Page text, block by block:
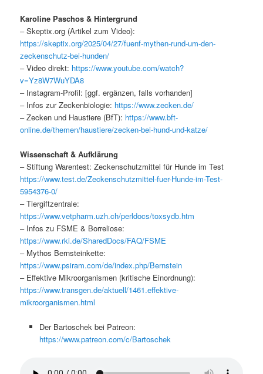
Karoline Paschos & Hintergrund
– Skeptix.org (Artikel zum Video):
https://skeptix.org/2025/04/27/fuenf-mythen-rund-um-den-
zeckenschutz-bei-hunden/
– Video direkt: https://www.youtube.com/watch?
v=Yz8W7WuYDA8
– Instagram-Profil: [ggf. ergänzen, falls vorhanden]
– Infos zur Zeckenbiologie: https://www.zecken.de/
– Zecken und Haustiere (BfT): https://www.bft-
online.de/themen/haustiere/zecken-bei-hund-und-katze/
Wissenschaft & Aufklärung
– Stiftung Warentest: Zeckenschutzmittel für Hunde im Test
https://www.test.de/Zeckenschutzmittel-fuer-Hunde-im-Test-
5954376-0/
– Tiergiftzentrale:
https://www.vetpharm.uzh.ch/perldocs/toxsydb.htm
– Infos zu FSME & Borreliose:
https://www.rki.de/SharedDocs/FAQ/FSME
– Mythos Bernsteinkette:
https://www.psiram.com/de/index.php/Bernstein
– Effektive Mikroorganismen (kritische Einordnung):
https://www.transgen.de/aktuell/1461.effektive-
mikroorganismen.html
Der Bartoschek bei Patreon:
https://www.patreon.com/c/Bartoschek